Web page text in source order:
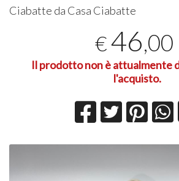
Ciabatte da Casa Ciabatte
€46,00
Il prodotto non è attualmente
l'acquisto.